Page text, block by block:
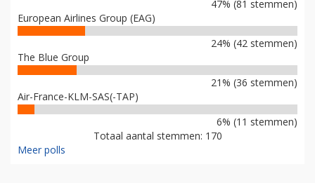
47% (81 stemmen)
European Airlines Group (EAG)
24% (42 stemmen)
The Blue Group
21% (36 stemmen)
Air-France-KLM-SAS(-TAP)
6% (11 stemmen)
Totaal aantal stemmen: 170
Meer polls